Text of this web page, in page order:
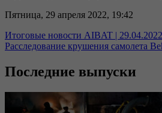
Пятница, 29 апреля 2022, 19:42
Итоговые новости AIBAT | 29.04.2022
Расследование крушения самолета
Последние выпуски